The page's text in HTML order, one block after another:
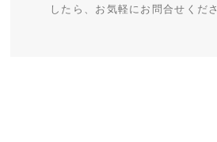
したら、お気軽にお問合せくださ